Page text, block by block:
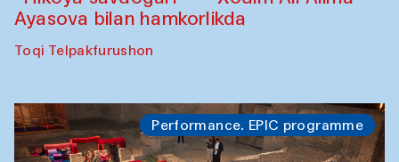
Ayasova bilan hamkorlikda
Toqi Telpakfurushon
Performance. EPIC programme